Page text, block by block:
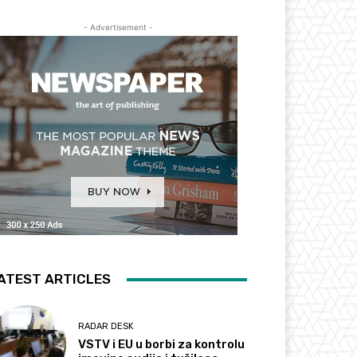
- Advertisement -
ARTICLES
RADAR DESK
VSTV i EU u borbi za kontrolu